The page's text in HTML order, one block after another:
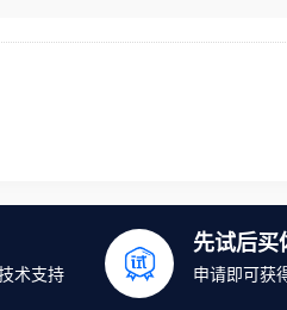
术支持
先试后买
申请即可获